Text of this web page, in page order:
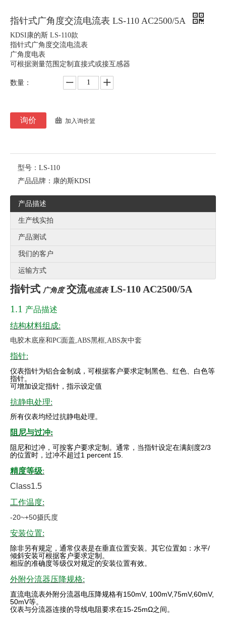
指针式广角度交流电流表 LS-110 AC2500/5A
KDSI康的斯 LS-110款
指针式广角度交流电流表
广角度电表
可根据测量范围定制直接式或接互感器
数量：
询价 加入询价篮
型号： LS-110
产品品牌： 康的斯KDSI
产品描述
生产线实拍
产品测试
我们的客户
运输方式
指针式 广角度交流电流表LS-110 AC2500/5A
1.1 产品描述
结构材料组成:
电胶木底座和PC面盖,ABS黑框,ABS灰中套
指针:
仪表指针为铝合金制成，可根据客户要求定制黑色、红色、白色等
指针。
可增加设定指针，指示设定值
抗静电处理:
所有仪表均经过抗静电处理。
阻尼与过冲:
阻尼和过冲，可按客户要求定制。通常，当指针设定在满刻度2/3
的位置时，过冲不超过1 percent 15.
精度等级:
Class1.5
工作温度:
-20~+50摄氏度
安装位置:
除非另有规定，通常仪表是在垂直位置安装。其它位置如：水平/
倾斜安装可根据客户要求定制。
相应的准确度等级仅对规定的安装位置有效。
外附分流器压降规格:
直流电流表外附分流器电压降规格有150mV, 100mV,75mV,60mV,
50mV等。
仪表与分流器连接的导线电阻要求在15-25mΩ之间。